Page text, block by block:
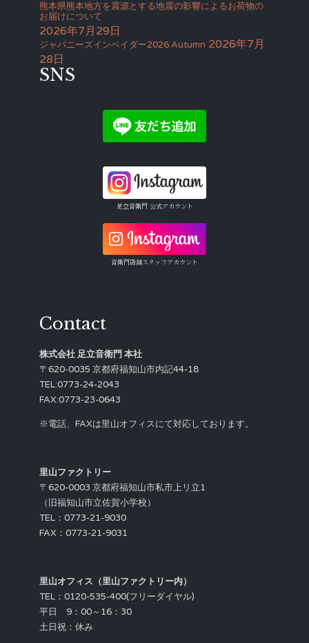
熊本県熊本地方を震源とする地震の影響によるお荷物の
お届けについて
2026年7月29日
ジャパニーズインベイダー2026 Autumn 2026年7月
28日
SNS
足立音衛門 公式アカウント
音衛門店舗スタッフアカウント
Contact
株式会社 足立音衛門 本社
〒620-0035 京都府福知山市内記44-18
TEL:0773-24-2043
FAX:0773-23-0643
※電話、FAXは里山オフィスにて対応しております。
里山ファクトリー
〒620-0003 京都府福知山市私市上リ立1
（旧福知山市立佐賀小学校）
TEL：0773-21-9030
FAX：0773-21-9031
里山オフィス（里山ファクトリー内）
TEL：0120-535-400(フリーダイヤル)
平日 9：00～16：30
土日祝：休み